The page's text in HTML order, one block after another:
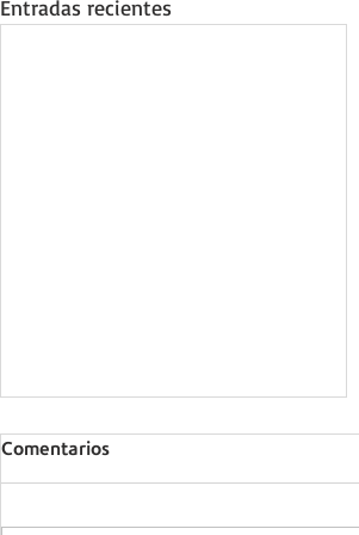
Entradas recientes
Comentarios